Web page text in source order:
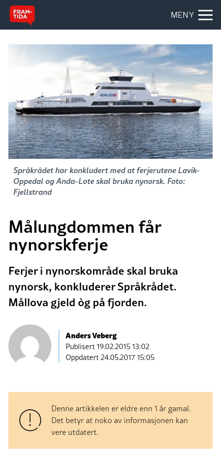
MENY
Språkrådet har konkludert med at ferjerutene Lavik-
Oppedal og Anda-Lote skal bruka nynorsk. Foto:
Fjellstrand
Målungdommen får
nynorskferje
Ferjer i nynorskområde skal bruka
nynorsk, konkluderer Språkrådet.
Mållova gjeld òg på fjorden.
Anders Veberg
Publisert19.02.2015 13:02
Oppdatert 24.05.2017 15:05
Denne artikkelen er eldre enn 1 år gamal.
Det betyr at noko av informasjonen kan
vere utdatert.